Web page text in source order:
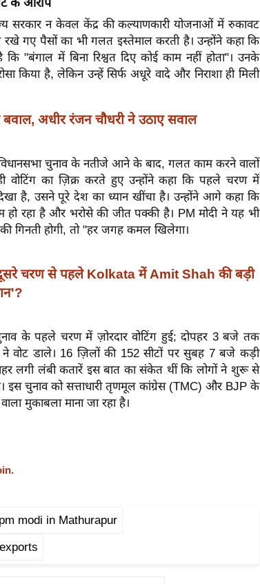
सरकार न केवल केंद्र की कल्याणकारी योजनाओं में रुकावट
गए पैसों का भी गलत इस्तेमाल करती है। उन्होंने कहा कि
कि "बंगाल में बिना रिश्वत दिए कोई काम नहीं होता"। उनके
किया है, लेकिन उन्हें सिर्फ अधूरे वादे और निराशा ही मिली
अधीर रंजन चौधरी ने उठाए सवाल
विधानसभा चुनाव के नतीजे आने के बाद, गलत काम करने वालों
वोटिंग का ज़िक्र करते हुए उन्होंने कहा कि पहले चरण में
है, उसने पूरे देश का ध्यान खींचा है। उन्होंने आगे कहा कि
हो रहा है और भरोसे की जीत पक्की है। PM मोदी ने यह भी
गिनती होगी, तो "हर जगह कमल खिलेगा।
चरण से पहले Kolkata में Amit Shah की बड़ी
के पहले चरण में ज़ोरदार वोटिंग हुई; दोपहर 3 बजे तक
ने वोट डाले। 16 ज़िलों की 152 सीटों पर सुबह 7 बजे कड़ी
लगी लंबी कतारें इस बात का संकेत थीं कि लोगों ने शुरू से
इस चुनाव को सत्ताधारी तृणमूल कांग्रेस (TMC) और BJP के
मुकाबला माना जा रहा है।
pm modi in Mathurapur